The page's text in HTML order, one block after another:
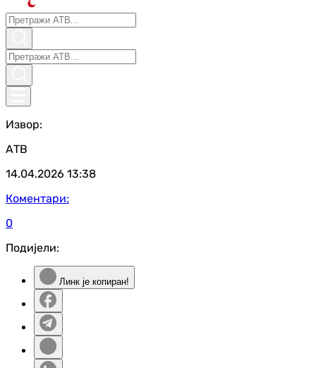
Извор:
АТВ
14.04.2026 13:38
Коментари:
0
Подијели:
Линк је копиран!